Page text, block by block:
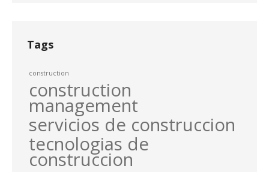
Tags
construction
construction
management
servicios de construccion
tecnologias de
construccion